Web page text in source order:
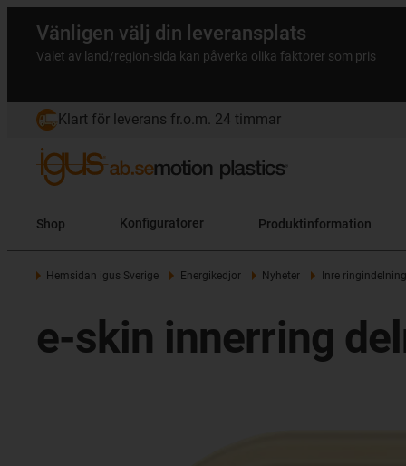
Vänligen välj din leveransplats
Valet av land/region-sida kan påverka olika faktorer som pris
Klart för leverans fr.o.m. 24 timmar
Shop Konfiguratorer Produktinformation
Hemsidan igus Sverige Energikedjor Nyheter Inre
e-skin innerring